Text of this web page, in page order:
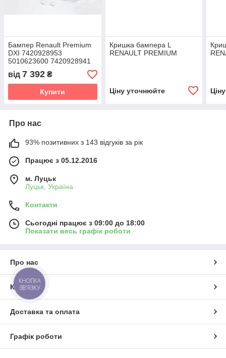
Бампер Renault Premium
DXI 7420928953
5010623600 7420928941
від 7 392 ₴
Купити
Кришка бампера L
RENAULT PREMIUM
Ціну уточнюйте
Про нас
93% позитивних з 143 відгуків за рік
Працює з 05.12.2016
м. Луцьк
Луцьк, Україна
Контакти
Сьогодні працює з 09:00 до 18:00
Показати весь графік роботи
Про нас
Контакти
Доставка та оплата
Графік роботи
КНОПКА
ЗВ'ЯЗКУ